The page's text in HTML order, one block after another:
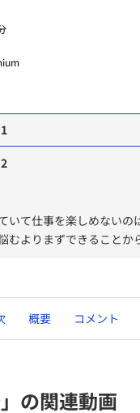
いて仕事を楽しめない
むよりまずできることか
概要 コメント
の関連動画